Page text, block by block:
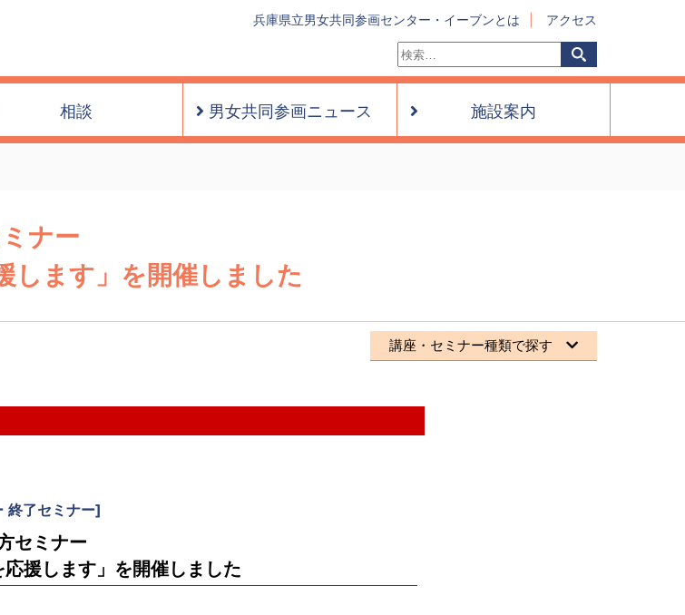
兵庫県立男女共同参画センター・イーブンとは アクセス
索:
検
索
相談 男女共同参画ニュース 施設案内
ナー
します」を開催しました
講座・セミナー種類で探す
終了セミナー]
セミナー
援します」を開催しました